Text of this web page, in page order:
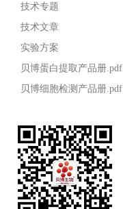
技术专题
技术文章
实验方案
贝博蛋白提取产品册.pdf
贝博细胞检测产品册.pdf